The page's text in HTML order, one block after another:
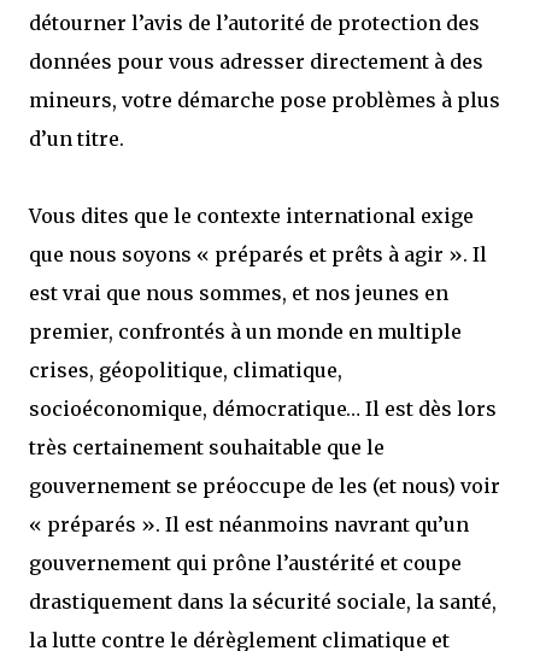
détourner l’avis de l’autorité de protection des
données pour vous adresser directement à des
mineurs, votre démarche pose problèmes à plus
d’un titre.
Vous dites que le contexte international exige
que nous soyons « préparés et prêts à agir ». Il
est vrai que nous sommes, et nos jeunes en
premier, confrontés à un monde en multiple
crises, géopolitique, climatique,
socioéconomique, démocratique… Il est dès lors
très certainement souhaitable que le
gouvernement se préoccupe de les (et nous) voir
« préparés ». Il est néanmoins navrant qu’un
gouvernement qui prône l’austérité et coupe
drastiquement dans la sécurité sociale, la santé,
la lutte contre le dérèglement climatique et